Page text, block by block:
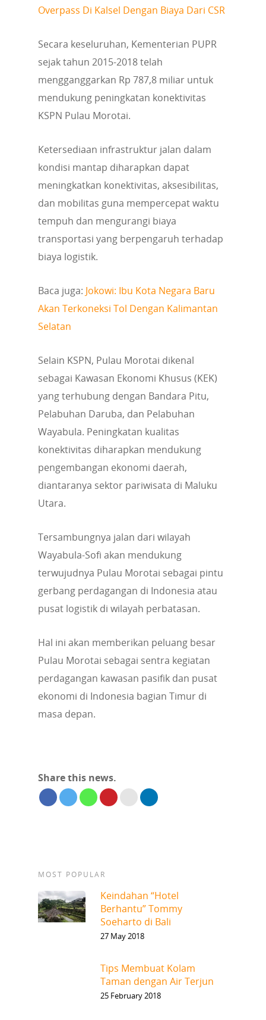
Overpass Di Kalsel Dengan Biaya Dari CSR
Secara keseluruhan, Kementerian PUPR
sejak tahun 2015-2018 telah
mengganggarkan Rp 787,8 miliar untuk
mendukung peningkatan konektivitas
KSPN Pulau Morotai.
Ketersediaan infrastruktur jalan dalam
kondisi mantap diharapkan dapat
meningkatkan konektivitas, aksesibilitas,
dan mobilitas guna mempercepat waktu
tempuh dan mengurangi biaya
transportasi yang berpengaruh terhadap
biaya logistik.
Baca juga: Jokowi: Ibu Kota Negara Baru
Akan Terkoneksi Tol Dengan Kalimantan
Selatan
Selain KSPN, Pulau Morotai dikenal
sebagai Kawasan Ekonomi Khusus (KEK)
yang terhubung dengan Bandara Pitu,
Pelabuhan Daruba, dan Pelabuhan
Wayabula. Peningkatan kualitas
konektivitas diharapkan mendukung
pengembangan ekonomi daerah,
diantaranya sektor pariwisata di Maluku
Utara.
Tersambungnya jalan dari wilayah
Wayabula-Sofi akan mendukung
terwujudnya Pulau Morotai sebagai pintu
gerbang perdagangan di Indonesia atau
pusat logistik di wilayah perbatasan.
Hal ini akan memberikan peluang besar
Pulau Morotai sebagai sentra kegiatan
perdagangan kawasan pasifik dan pusat
ekonomi di Indonesia bagian Timur di
masa depan.
Share this news.
MOST POPULAR
Keindahan “Hotel
Berhantu” Tommy
Soeharto di Bali
27 May 2018
Tips Membuat Kolam
Taman dengan Air Terjun
25 February 2018